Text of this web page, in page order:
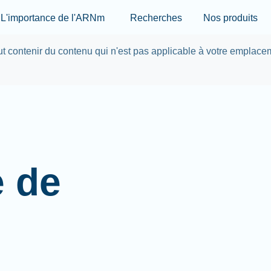
Skip to main content
L'importance de l'ARNm Recherches Nos produits
contenir du contenu qui n'est pas applicable à votre
de